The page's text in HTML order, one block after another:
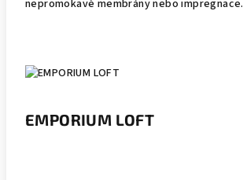
nepromokavé membrány nebo impregnace.
EMPORIUM LOFT